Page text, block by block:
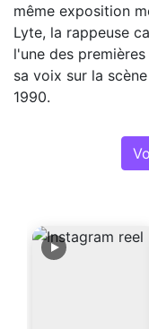
même exposition
Lyte, la rappeuse
l'une des
sa voix sur la
1990.